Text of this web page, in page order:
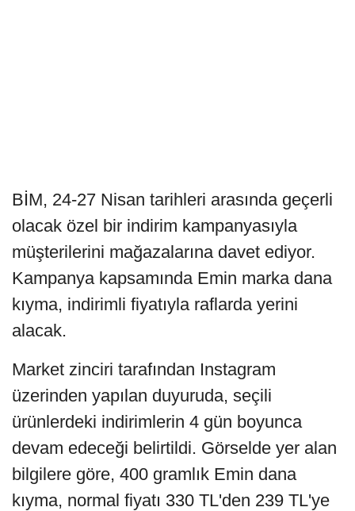
BİM, 24-27 Nisan tarihleri arasında geçerli
olacak özel bir indirim kampanyasıyla
müşterilerini mağazalarına davet ediyor.
Kampanya kapsamında Emin marka dana
kıyma, indirimli fiyatıyla raflarda yerini
alacak.
Market zinciri tarafından Instagram
üzerinden yapılan duyuruda, seçili
ürünlerdeki indirimlerin 4 gün boyunca
devam edeceği belirtildi. Görselde yer alan
bilgilere göre, 400 gramlık Emin dana
kıyma, normal fiyatı 330 TL'den 239 TL'ye